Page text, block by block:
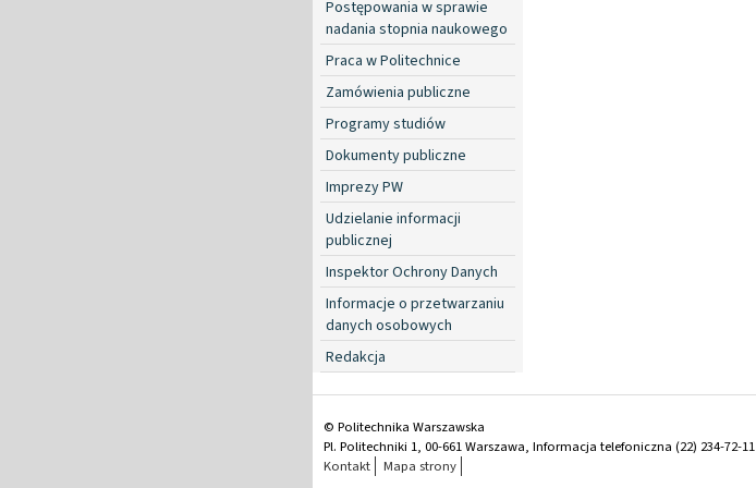
Postępowania w sprawie
nadania stopnia naukowego
Praca w Politechnice
Zamówienia publiczne
Programy studiów
Dokumenty publiczne
Imprezy PW
Udzielanie informacji
publicznej
Inspektor Ochrony Danych
Informacje o przetwarzaniu
danych osobowych
Redakcja
© Politechnika Warszawska
Pl. Politechniki 1, 00-661 Warszawa, Informacja telefoniczna (22) 234-72-11
Kontakt
Mapa strony